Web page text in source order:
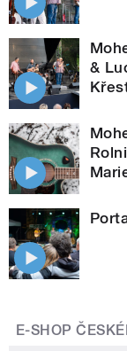
&
E-SHOP